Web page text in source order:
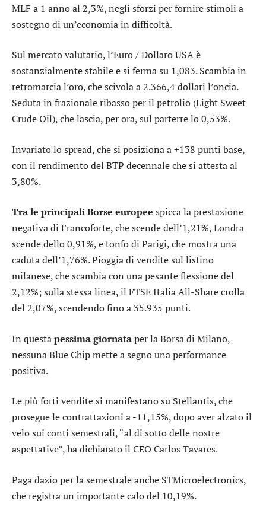
MLF a 1 anno al 2,3%, negli sforzi per fornire stimoli a
sostegno di un’economia in difficoltà.
Sul mercato valutario, l’Euro / Dollaro USAè
sostanzialmente stabile e si ferma su 1,083. Scambia in
retromarcia l’oro, che scivola a 2.366,4 dollari l’oncia.
Seduta in frazionale ribasso per il petrolio (Light Sweet
Crude Oil), che lascia, per ora, sul parterre lo 0,53%.
Invariato lospread, che si posiziona a +138 punti base,
con il rendimento del BTP decennale che si attesta al
3,80%.
Tra le principali Borse europee spicca la prestazione
negativa di Francoforte, che scende dell’1,21%,Londra
scende dello 0,91%, e tonfo di Parigi, che mostra una
caduta dell’1,76%. Pioggia di vendite sul listino
milanese, che scambia con una pesante flessione del
2,12%; sulla stessa linea, il FTSE Italia All-Sharecrolla
del 2,07%, scendendo fino a 35.935 punti.
In questapessima giornataper la Borsa di Milano,
nessuna Blue Chip mette a segno una performance
positiva.
Le più forti vendite si manifestano su Stellantis, che
prosegue le contrattazioni a -11,15%, dopo aver alzato il
velo sui conti semestrali, “al di sotto delle nostre
aspettative”, ha dichiarato il CEO Carlos Tavares.
Paga dazio per la semestrale anche STMicroelectronics,
che registra un importante calo del 10,19%.